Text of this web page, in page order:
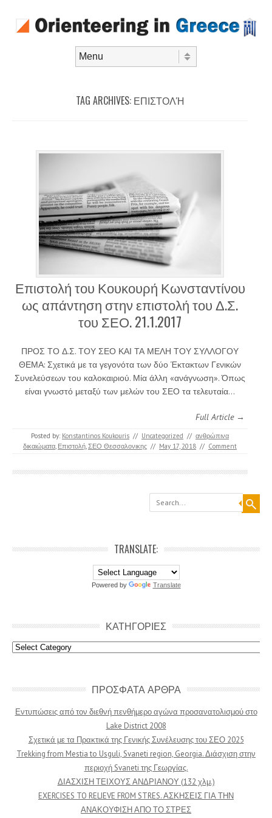
TAG ARCHIVES: ΕΠΙΣΤΟΛΉ
Επιστολή του Κουκουρή Κωνσταντίνου
ως απάντηση στην επιστολή του Δ.Σ.
του ΣΕΟ. 21.1.2017
ΠΡΟΣ ΤΟ Δ.Σ. ΤΟΥ ΣΕΟ ΚΑΙ ΤΑ ΜΕΛΗ ΤΟΥ ΣΥΛΛΟΓΟΥ
ΘΕΜΑ: Σχετικά με τα γεγονότα των δύο Έκτακτων Γενικών
Συνελεύσεων του καλοκαιριού. Μία άλλη «ανάγνωση». Όπως
είναι γνωστό μεταξύ των μελών του ΣΕΟ τα τελευταία…
Full Article →
Posted by: Konstantinos Koukouris // Uncategorized // ανθρώπινα
δικαιώματα, Επιστολή,ΣΕΟ Θεσσαλονικης // May 17, 2018 // Comment
Search
TRANSLATE:
Powered by Translate
ΚΑΤΗΓΟΡΙΕΣ
Κατηγοριες
ΠΡΟΣΦΑΤΑ ΑΡΘΡΑ
Εντυπώσεις από τον διεθνή πενθήμερο αγώνα προσανατολισμού στο
Lake District 2008
Σχετικά με τα Πρακτικά της Γενικής Συνέλευσης του ΣΕΟ 2025
Trekking from Mestia to Usguli, Svaneti region, Georgia. Διάσχιση στην
περιοχή Svaneti της Γεωργίας.
ΔΙΑΣΧΙΣΗ ΤΕΙΧΟΥΣ ΑΝΔΡΙΑΝΟΥ (132 χλμ.)
EXERCISES TO RELIEVE FROM STRES. ΑΣΚΗΣΕΙΣ ΓΙΑ ΤΗΝ
ΑΝΑΚΟΥΦΙΣΗ ΑΠΟ ΤΟ ΣΤΡΕΣ